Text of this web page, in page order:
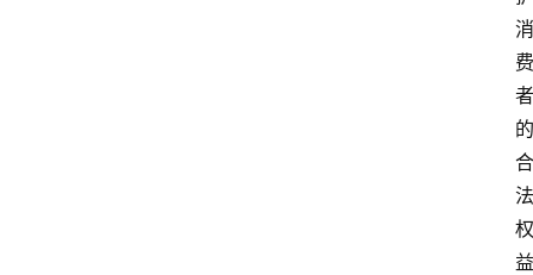
消
费
者
的
合
法
权
益